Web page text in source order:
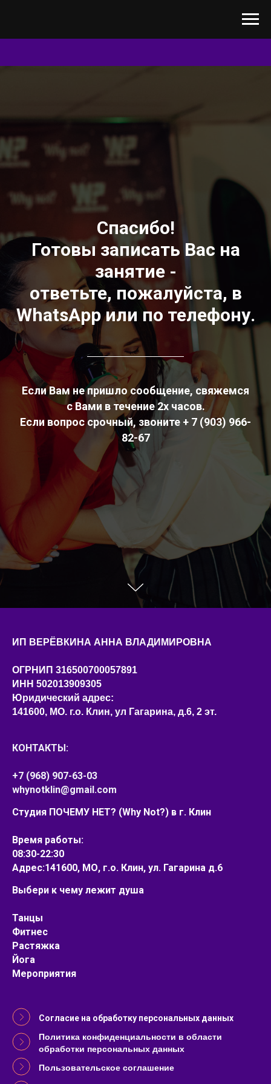
Спасибо!
Готовы записать Вас на
занятие -
ответьте, пожалуйста, в
WhatsApp или по телефону.
Если Вам не пришло сообщение, свяжемся
с Вами в течение 2х часов.
Если вопрос срочный, звоните + 7 (903) 966-
82-67
ИП ВЕРЁВКИНА АННА ВЛАДИМИРОВНА
ОГРНИП 316500700057891
ИНН 502013909305
Юридический адрес:
141600, МО. г.о. Клин, ул Гагарина, д.6, 2 эт.
КОНТАКТЫ:
+7 (968) 907-63-03
whynotklin@gmail.com
Студия ПОЧЕМУ НЕТ? (Why Not?) в г. Клин
Время работы:
08:30-22:30
Адрес:141600, МО, г.о. Клин, ул. Гагарина д.6
Выбери к чему лежит душа
Танцы
Фитнес
Растяжка
Йога
Мероприятия
Согласие на обработку персональных данных
Политика конфиденциальности в области
обработки персональных данных
Пользовательское соглашение